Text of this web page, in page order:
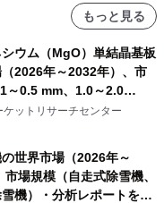
もっと見る
ウム（MgO）単結晶基板
2026年～2032年）、市
～0.5 mm、1.0～2.0
）・分析レポートを発表
ケットリサーチセンター
世界市場（2026年～
場規模（自走式除雪機、
機）・分析レポートを発